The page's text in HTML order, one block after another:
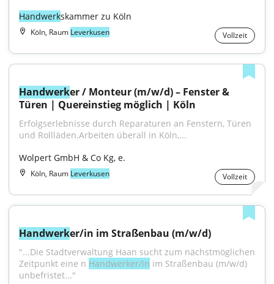
Handwerkskammer zu Köln
Köln, Raum Leverkusen Vollzeit
Handwerker / Monteur (m/w/d) – Fenster &
Türen | Quereinstieg möglich | Köln
Erfolgserlebnisse durch Reparaturen an Fenstern, Türen
und Rollläden.Arbeiten überall in Köln,...
Wolpert GmbH & Co Kg, e.
Köln, Raum Leverkusen Vollzeit
Handwerker/in im Straßenbau (m/w/d)
"...Die Stadtverwaltung Haan sucht zum nächstmöglichen
Zeitpunkt eine n Handwerker/in im Straßenbau (m/w/d)
unbefristet..."